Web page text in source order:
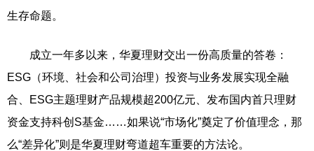
生存命题。
成立一年多以来，华夏理财交出一份高质量的答卷：
ESG（环境、社会和公司治理）投资与业务发展实现全融
合、ESG主题理财产品规模超200亿元、发布国内首只理财
资金支持科创S基金……如果说“市场化”奠定了价值理念，那
么“差异化”则是华夏理财弯道超车重要的方法论。